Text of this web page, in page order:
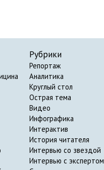
Рубрики
Репортаж
Аналитика
Круглый стол
Острая тема
Видео
Инфографика
Интерактив
История читателя
Интервью со звездой
Интервью с экспертом